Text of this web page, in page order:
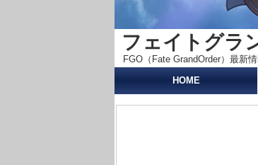
フェイトグラ
FGO（Fate GrandOrder）最新
HOME